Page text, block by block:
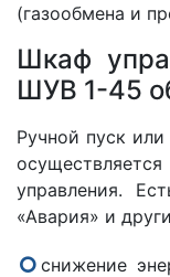
(газообмена и
Шкаф
ШУВ 1-45
Ручной пуск
управления.
«Авария» и
снижение